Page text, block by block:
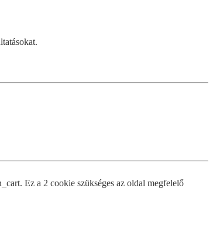
Ez a 2 cookie szükséges az oldal megfelelő